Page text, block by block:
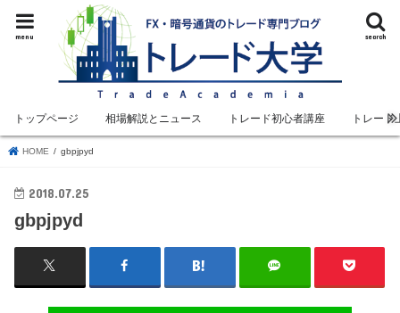
search
menu
トップページ 相場解説とニュース トレード初心者講座 トレード
HOME gbpjpyd
2018.07.25
gbpjpyd